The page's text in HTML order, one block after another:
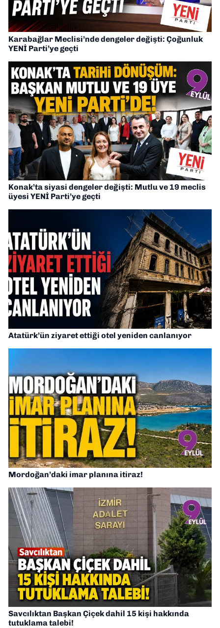
Karabağlar Meclisi’nde dengeler değişti: Çoğunluk
YENİ Parti’ye geçti
Konak’ta siyasi dengeler değişti: Mutlu ve 19 meclis
üyesi YENİ Parti’ye geçti
Atatürk’ün ziyaret ettiği otel yeniden canlanıyor
Mordoğan’daki imar planına itiraz!
Savcılıktan Başkan Çiçek dahil 15 kişi hakkında
tutuklama talebi!